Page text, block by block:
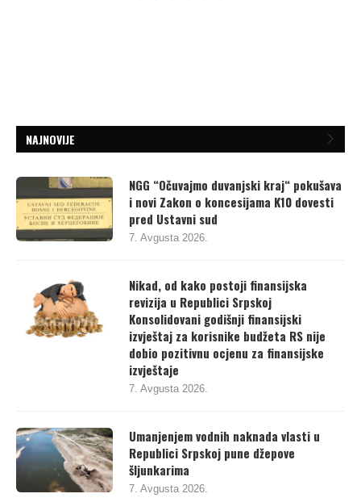
NAJNOVIJE
NGG “Očuvajmo duvanjski kraj“ pokušava
i novi Zakon o koncesijama K10 dovesti
pred Ustavni sud
7. Avgusta 2026.
Nikad, od kako postoji finansijska
revizija u Republici Srpskoj
Konsolidovani godišnji finansijski
izvještaj za korisnike budžeta RS nije
dobio pozitivnu ocjenu za finansijske
izvještaje
7. Avgusta 2026.
Umanjenjem vodnih naknada vlasti u
Republici Srpskoj pune džepove
šljunkarima
7. Avgusta 2026.